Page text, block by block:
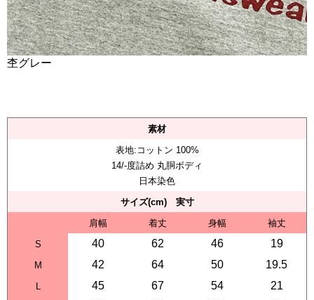
杢グレー
素材
表地:コットン 100%
14/-度詰め 丸胴ボディ
日本染色
サイズ(cm) 実寸
肩幅
着丈 身幅
袖丈
S
40 62 46 19
M 42 64 50 19.5
L 45 67 54 21